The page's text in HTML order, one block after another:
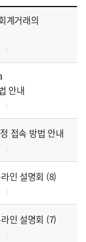
계거래의
안내
접속 방법 안내
인 설명회 (8)
인 설명회 (7)